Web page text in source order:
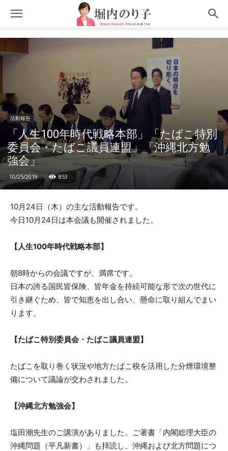
活動報告
「人生100年時代戦略本部」「たばこ特別
委員会・たばこ議員連盟」「沖縄北方勉
強会」
10/25/2019 853
10月24日（木）の主な活動報告です。
今日10月24日は本会議も開催されました。
【人生100年時代戦略本部】
朝8時からの会議ですが、満席です。
日本の誇る国民皆保険、皆年金を持続可能な形で次の世代に
引き継ぐため、皆で知恵を出し合い、懸命に取り組んでまい
ります。
【たばこ特別委員会・たばこ議員連盟】
たばこを取り巻く状況や地方たばこ税を活用した分煙環境整
備について議論が交わされました。
【沖縄北方勉強会】
塩田潮先生のご講演がありました。ご著書「内閣総理大臣の
沖縄問題（平凡新書）」も拝読し、沖縄および北方問題につ